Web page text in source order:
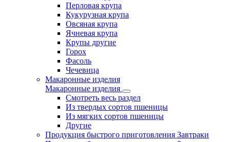
Перловая крупа
Кукурузная крупа
Овсяная крупа
Ячневая крупа
Крупы другие
Горох
Фасоль
Чечевица
Макаронные изделия
Макаронные изделия
Смотреть весь раздел
Из твердых сортов пшеницы
Из мягких сортов пшеницы
Другие
Продукция быстрого приготовления Завтраки